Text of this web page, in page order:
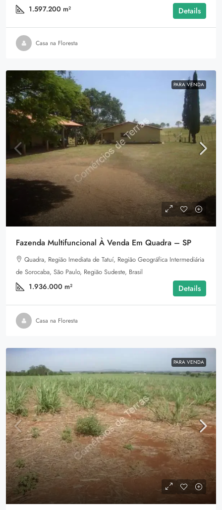
1.597.200 m² Details
Casa na Floresta
PARA VENDA
Fazenda Multifuncional À Venda Em Quadra – SP
Quadra, Região Imediata de Tatuí, Região Geográfica Intermediária
de Sorocaba, São Paulo, Região Sudeste, Brasil
1.936.000 m² Details
Casa na Floresta
PARA VENDA